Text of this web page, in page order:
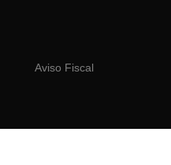
Aviso Fiscal